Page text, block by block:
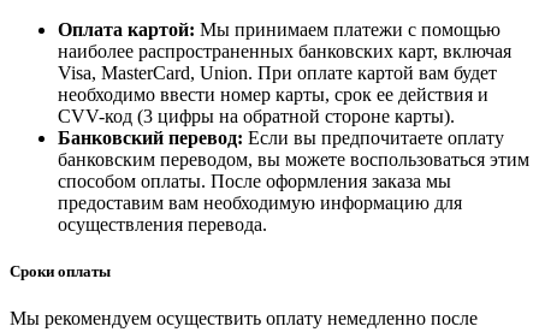
Оплата картой: Мы принимаем платежи с помощью
наиболее распространенных банковских карт, включая
Visa, MasterCard, Union. При оплате картой вам будет
необходимо ввести номер карты, срок ее действия и
CVV-код (3 цифры на обратной стороне карты).
Банковский перевод: Если вы предпочитаете оплату
банковским переводом, вы можете воспользоваться этим
способом оплаты. После оформления заказа мы
предоставим вам необходимую информацию для
осуществления перевода.
Сроки оплаты
Мы рекомендуем осуществить оплату немедленно после